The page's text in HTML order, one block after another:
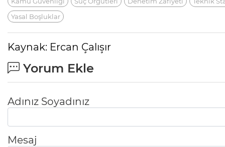
Yasal Boşluklar
Kaynak: Ercan Çalışır
Yorum Ekle
Adınız Soyadınız
Mesaj